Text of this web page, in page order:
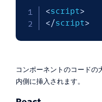
<script>
</script>
コンポーネントのコードの
内側に挿入されます。